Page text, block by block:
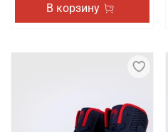
В корзину